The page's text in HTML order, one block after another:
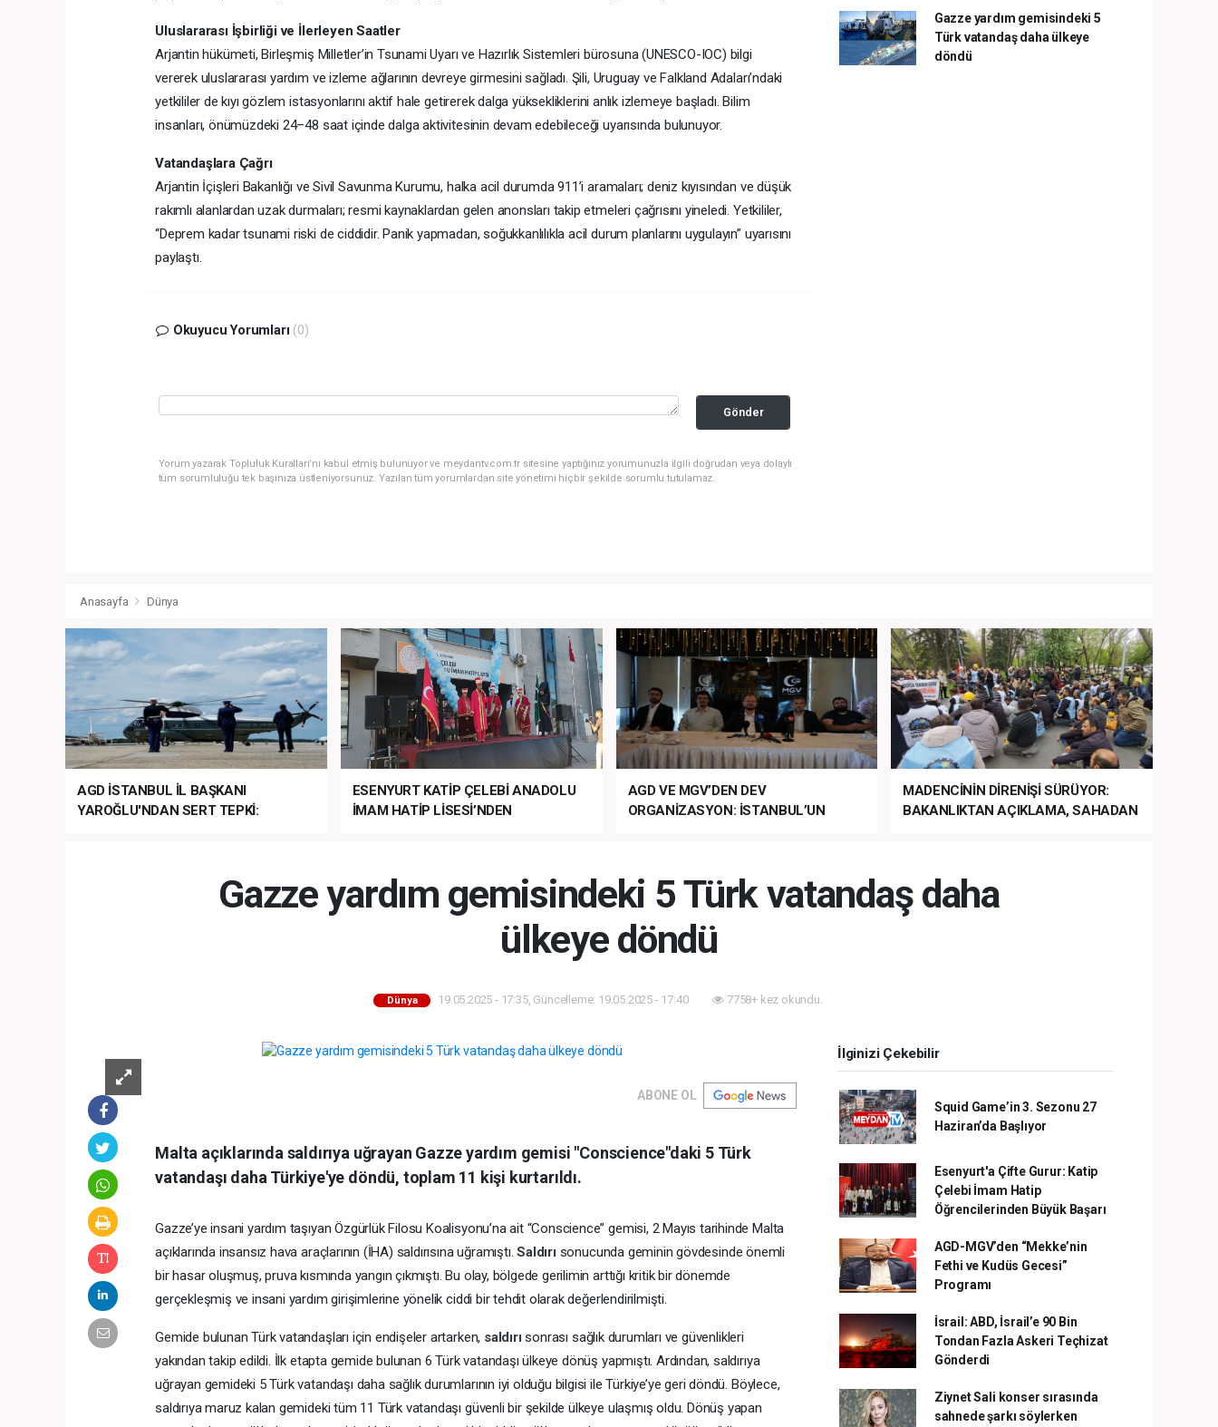
Uluslararası İşbirliği ve İlerleyen Saatler
Arjantin hükümeti, Birleşmiş Milletler’in Tsunami Uyarı ve Hazırlık Sistemleri bürosuna (UNESCO-IOC) bilgi
vererek uluslararası yardım ve izleme ağlarının devreye girmesini sağladı. Şili, Uruguay ve Falkland Adaları’ndaki
yetkililer de kıyı gözlem istasyonlarını aktif hale getirerek dalga yüksekliklerini anlık izlemeye başladı. Bilim
insanları, önümüzdeki 24–48 saat içinde dalga aktivitesinin devam edebileceği uyarısında bulunuyor.
Vatandaşlara Çağrı
Arjantin İçişleri Bakanlığı ve Sivil Savunma Kurumu, halka acil durumda 911’i aramaları; deniz kıyısından ve düşük
rakımlı alanlardan uzak durmaları; resmi kaynaklardan gelen anonsları takip etmeleri çağrısını yineledi. Yetkililer,
“Deprem kadar tsunami riski de ciddidir. Panik yapmadan, soğukkanlılıkla acil durum planlarını uygulayın” uyarısını
paylaştı.
Okuyucu Yorumları (0)
Gönder
Yorum yazarak Topluluk Kuralları’nı kabul etmiş bulunuyor ve meydantv.com.tr sitesine yaptığınız yorumunuzla ilgili doğrudan veya dolaylı
tüm sorumluluğu tek başınıza üstleniyorsunuz. Yazılan tüm yorumlardan site yönetimi hiçbir şekilde sorumlu tutulamaz.
Gazze yardım gemisindeki 5
Türk vatandaş daha ülkeye
döndü
Anasayfa Dünya
AGD İSTANBUL İL BAŞKANI
YAROĞLU'NDAN SERT TEPKİ:
ESENYURT KATİP ÇELEBİ ANADOLU
İMAM HATİP LİSESİ’NDEN
AGD VE MGV’DEN DEV
ORGANİZASYON: İSTANBUL’UN
MADENCİNİN DİRENİŞİ SÜRÜYOR:
BAKANLIKTAN AÇIKLAMA, SAHADAN
Gazze yardım gemisindeki 5 Türk vatandaş daha
ülkeye döndü
Dünya 19.05.2025 - 17:35, Güncelleme: 19.05.2025 - 17:40 7758+ kez okundu.
ABONE OL
Malta açıklarında saldırıya uğrayan Gazze yardım gemisi "Conscience"daki 5 Türk
vatandaşı daha Türkiye'ye döndü, toplam 11 kişi kurtarıldı.
Gazze’ye insani yardım taşıyan Özgürlük Filosu Koalisyonu’na ait “Conscience” gemisi, 2 Mayıs tarihinde Malta
açıklarında insansız hava araçlarının (İHA) saldırısına uğramıştı.Saldırı sonucunda geminin gövdesinde önemli
bir hasar oluşmuş, pruva kısmında yangın çıkmıştı. Bu olay, bölgede gerilimin arttığı kritik bir dönemde
gerçekleşmiş ve insani yardım girişimlerine yönelik ciddi bir tehdit olarak değerlendirilmişti.
Gemide bulunan Türk vatandaşları için endişeler artarken, saldırısonrası sağlık durumları ve güvenlikleri
yakından takip edildi. İlk etapta gemide bulunan 6 Türk vatandaşı ülkeye dönüş yapmıştı. Ardından, saldırıya
uğrayan gemideki 5 Türk vatandaşı daha sağlık durumlarının iyi olduğu bilgisi ile Türkiye’ye geri döndü. Böylece,
saldırıya maruz kalan gemideki tüm 11 Türk vatandaşı güvenli bir şekilde ülkeye ulaşmış oldu. Dönüş yapan
İlginizi Çekebilir
Squid Game’in 3. Sezonu 27
Haziran’da Başlıyor
Esenyurt'a Çifte Gurur: Katip
Çelebi İmam Hatip
Öğrencilerinden Büyük Başarı
AGD-MGV’den “Mekke’nin
Fethi ve Kudüs Gecesi”
Programı
İsrail: ABD, İsrail’e 90 Bin
Tondan Fazla Askeri Teçhizat
Gönderdi
Ziynet Sali konser sırasında
sahnede şarkı söylerken